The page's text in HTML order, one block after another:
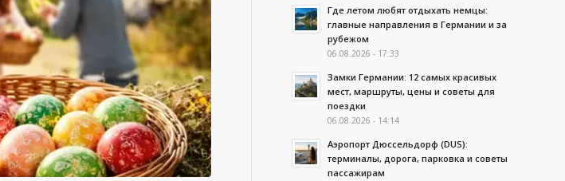
Где летом любят отдыхать немцы:
главные направления в Германии и за
рубежом
06.08.2026 - 17:33
Замки Германии: 12 самых красивых
мест, маршруты, цены и советы для
поездки
06.08.2026 - 14:14
Аэропорт Дюссельдорф (DUS):
терминалы, дорога, парковка и советы
пассажирам